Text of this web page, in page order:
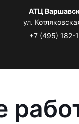
АТЦ
ул.
+7 (495) 182-